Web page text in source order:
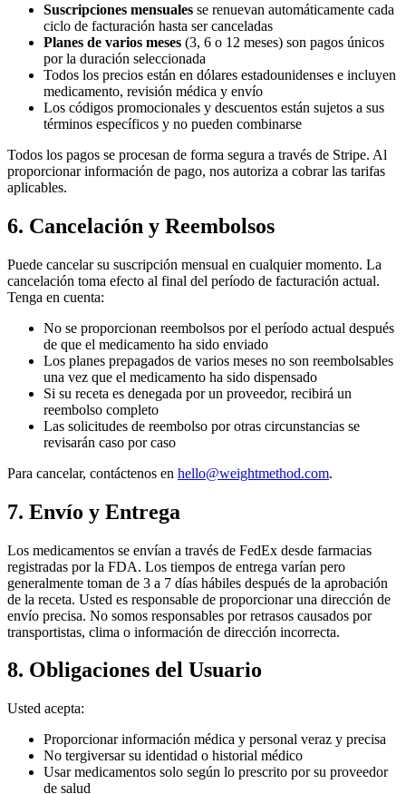
Suscripciones mensuales se renuevan automáticamente cada
ciclo de facturación hasta ser canceladas
Planes de varios meses (3, 6 o 12 meses) son pagos únicos
por la duración seleccionada
Todos los precios están en dólares estadounidenses e incluyen
medicamento, revisión médica y envío
Los códigos promocionales y descuentos están sujetos a sus
términos específicos y no pueden combinarse
Todos los pagos se procesan de forma segura a través de Stripe. Al
proporcionar información de pago, nos autoriza a cobrar las tarifas
aplicables.
6. Cancelación y Reembolsos
Puede cancelar su suscripción mensual en cualquier momento. La
cancelación toma efecto al final del período de facturación actual.
Tenga en cuenta:
No se proporcionan reembolsos por el período actual después
de que el medicamento ha sido enviado
Los planes prepagados de varios meses no son reembolsables
una vez que el medicamento ha sido dispensado
Si su receta es denegada por un proveedor, recibirá un
reembolso completo
Las solicitudes de reembolso por otras circunstancias se
revisarán caso por caso
Para cancelar, contáctenos en hello@weightmethod.com.
7. Envío y Entrega
Los medicamentos se envían a través de FedEx desde farmacias
registradas por la FDA. Los tiempos de entrega varían pero
generalmente toman de 3 a 7 días hábiles después de la aprobación
de la receta. Usted es responsable de proporcionar una dirección de
envío precisa. No somos responsables por retrasos causados por
transportistas, clima o información de dirección incorrecta.
8. Obligaciones del Usuario
Usted acepta:
Proporcionar información médica y personal veraz y precisa
No tergiversar su identidad o historial médico
Usar medicamentos solo según lo prescrito por su proveedor
de salud